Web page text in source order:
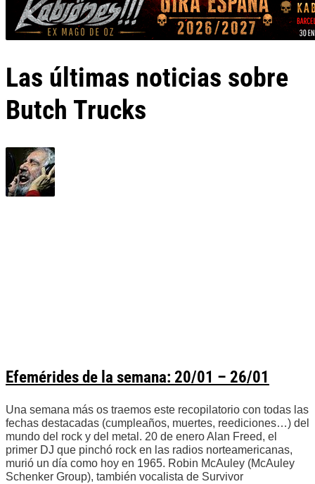
Las últimas noticias sobre
Butch Trucks
Efemérides de la semana: 20/01 – 26/01
Una semana más os traemos este recopilatorio con todas las
fechas destacadas (cumpleaños, muertes, reediciones…) del
mundo del rock y del metal. 20 de enero Alan Freed, el
primer DJ que pinchó rock en las radios norteamericanas,
murió un día como hoy en 1965. Robin McAuley (McAuley
Schenker Group), también vocalista de Survivor